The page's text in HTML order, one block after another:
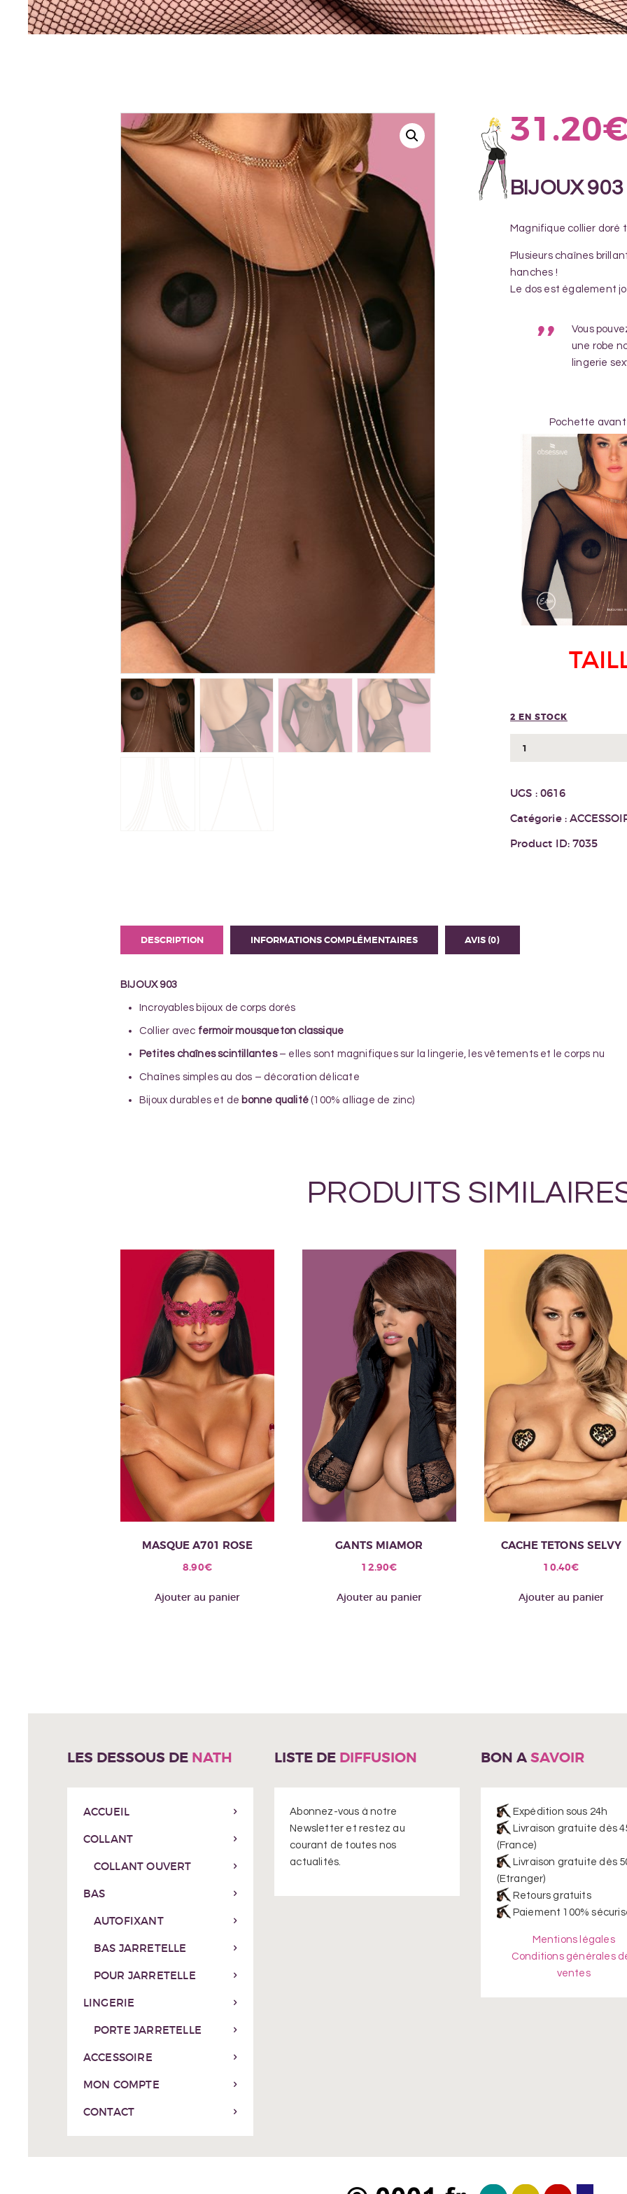
31.20
BIJOUX 903
Magnifique collier doré
Plusieurs chaînes
hanches !
Le dos est également
Vous
une robe
lingerie
Pochette avant
2 EN STOCK
903
UGS :0616
Catégorie :
Product ID:7035
DESCRIPTION INFORMATIONS COMPLÉMENTAIRES AVIS (0)
BIJOUX 903
Incroyables bijoux de corps dorés
Collier avec fermoir mousqueton classique
Petites chaînes scintillantes– elles sont magnifiques sur la lingerie, les vêtements et le corps nu
Chaînes simples au dos – décoration délicate
Bijoux durables et de bonne qualité (100% alliage de zinc)
PRODUITS
MASQUE A701 ROSE
8.90€
Ajouter au panier
GANTS MIAMOR
12.90€
Ajouter au panier
CACHE TETONS SELVY
10.40€
Ajouter au panier
LES DESSOUS DE NATH
ACCUEIL
COLLANT
COLLANT OUVERT
BAS
AUTOFIXANT
BAS JARRETELLE
POUR JARRETELLE
LINGERIE
PORTE JARRETELLE
ACCESSOIRE
MON COMPTE
CONTACT
LISTE DE DIFFUSION
Abonnez-vous à notre
Newsletter et restez au
courant de toutes nos
actualités.
BON A SAVOIR
Expédition sous 24h
Livraison gratuite dès
(France)
Livraison gratuite dès
(Etranger)
Retours gratuits
Paiement 100%
Mentions légales
Conditions générales
ventes